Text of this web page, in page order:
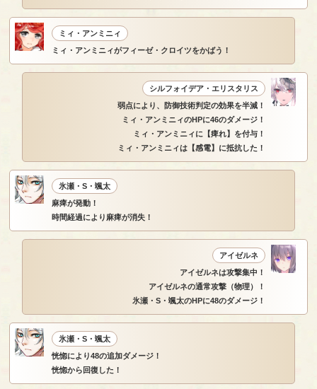
ミィ・アンミニィ
ミィ・アンミニィがフィーゼ・クロイツをかばう！
シルフォイデア・エリスタリス
弱点により、防御技術判定の効果を半減！
ミィ・アンミニィのHPに46のダメージ！
ミィ・アンミニィに【痺れ】を付与！
ミィ・アンミニィは【感電】に抵抗した！
氷瀬・S・颯太
麻痺が発動！
時間経過により麻痺が消失！
アイゼルネ
アイゼルネは攻撃集中！
アイゼルネの通常攻撃（物理）！
氷瀬・S・颯太のHPに48のダメージ！
氷瀬・S・颯太
恍惚により48の追加ダメージ！
恍惚から回復した！